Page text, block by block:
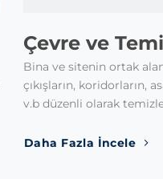
Çevre ve
Bina ve sitenin ortak
çıkışların, koridorların,
v.b düzenli olarak
Daha Fazla İncele